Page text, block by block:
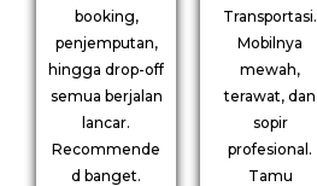
booking,
penjemputan,
hingga drop-off
semua berjalan
lancar.
Recommende
d banget.
Transportasi.
Mobilnya
mewah,
terawat, dan
sopir
profesional.
Tamu